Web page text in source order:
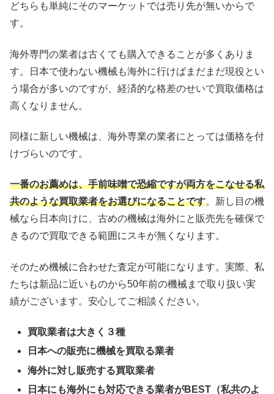
どちらも単純にそのマーケットでは売り先が無いからで
す。
海外専門の業者は古くても購入できることが多くありま
す。日本で使わない機械も海外に行けばまだまだ現役とい
う場合が多いのですが、経済的な格差のせいで買取価格は
高くなりません。
同様に新しい機械は、海外専業の業者にとっては価格を付
けづらいのです。
一番のお薦めは、手前味噌で恐縮ですが両方をこなせる私
共のような買取業者をお選びになることです。新し目の機
械なら日本向けに、古めの機械は海外にと販売先を確保で
きるので買取できる範囲にスキが無くなります。
そのため機械に合わせた査定が可能になります。実際、私
たちは新品に近いものから50年前の機械まで取り扱い実
績がございます。安心してご相談ください。
買取業者は大きく３種
日本への販売に機械を買取る業者
海外に対し販売する買取業者
日本にも海外にも対応できる業者がBEST（私共のよ